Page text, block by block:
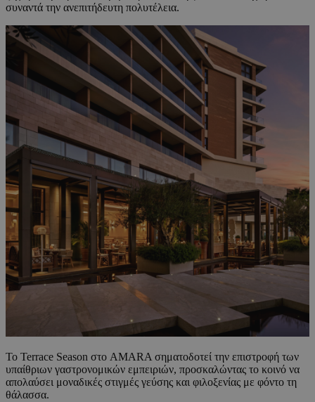
συναντά την ανεπιτήδευτη πολυτέλεια.
Το Terrace Season στο AMARA σηματοδοτεί την επιστροφή των
υπαίθριων γαστρονομικών εμπειριών, προσκαλώντας το κοινό να
απολαύσει μοναδικές στιγμές γεύσης και φιλοξενίας με φόντο τη
θάλασσα.